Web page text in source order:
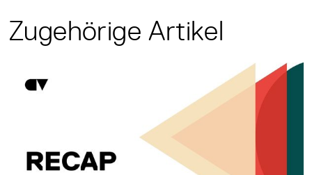
Zugehörige Artikel